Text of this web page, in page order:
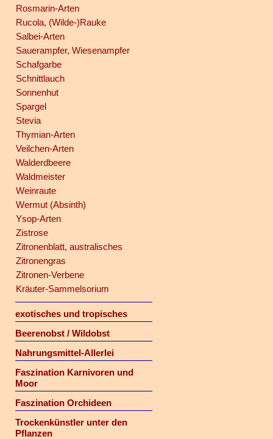
Rosmarin-Arten
Rucola, (Wilde-)Rauke
Salbei-Arten
Sauerampfer, Wiesenampfer
Schafgarbe
Schnittlauch
Sonnenhut
Spargel
Stevia
Thymian-Arten
Veilchen-Arten
Walderdbeere
Waldmeister
Weinraute
Wermut (Absinth)
Ysop-Arten
Zistrose
Zitronenblatt, australisches
Zitronengras
Zitronen-Verbene
Kräuter-Sammelsorium
exotisches und tropisches
Beerenobst / Wildobst
Nahrungsmittel-Allerlei
Faszination Karnivoren und
Moor
Faszination Orchideen
Trockenkünstler unter den
Pflanzen